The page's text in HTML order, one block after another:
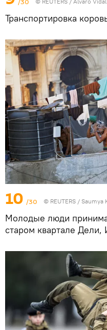
Транспортировка
10 /30 © REUTERS / Saumya
Молодые люди
старом квартале Дели,